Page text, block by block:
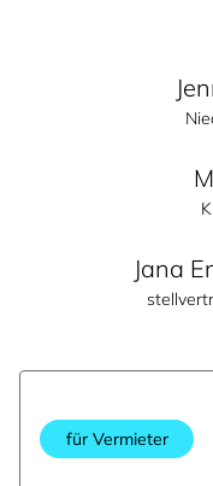
Jana
für Vermieter